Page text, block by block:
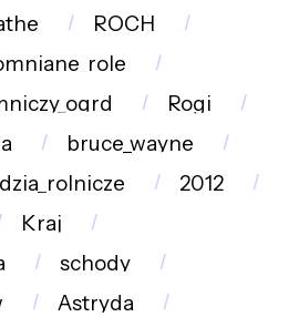
ROCH
Rogi
bruce_wayne
2012
Kraj
schody
Astryda